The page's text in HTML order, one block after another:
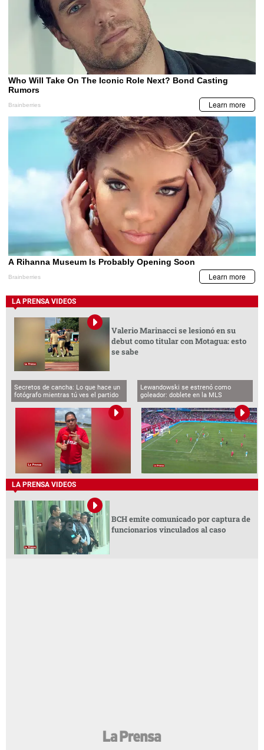
LA PRENSA VIDEOS
Valerio Marinacci se lesionó en su
debut como titular con Motagua: esto
se sabe
Secretos de cancha: Lo que hace un
fotógrafo mientras tú ves el partido
Lewandowski se estrenó como
goleador: doblete en la MLS
LA PRENSA VIDEOS
BCH emite comunicado por captura de
funcionarios vinculados al caso